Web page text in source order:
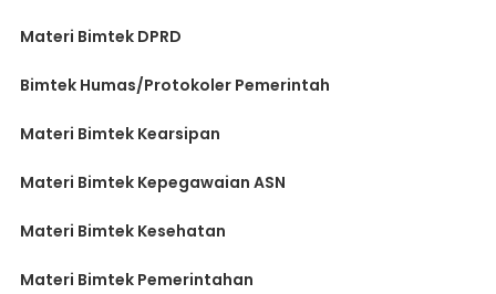
Materi Bimtek DPRD
Bimtek Humas/Protokoler Pemerintah
Materi Bimtek Kearsipan
Materi Bimtek Kepegawaian ASN
Materi Bimtek Kesehatan
Materi Bimtek Pemerintahan